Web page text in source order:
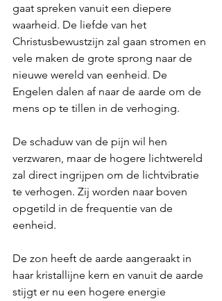
gaat spreken vanuit een diepere
waarheid. De liefde van het
Christusbewustzijn zal gaan stromen en
vele maken de grote sprong naar de
nieuwe wereld van eenheid. De
Engelen dalen af naar de aarde om de
mens op te tillen in de verhoging.
De schaduw van de pijn wil hen
verzwaren, maar de hogere lichtwereld
zal direct ingrijpen om de lichtvibratie
te verhogen. Zij worden naar boven
opgetild in de frequentie van de
eenheid.
De zon heeft de aarde aangeraakt in
haar kristallijne kern en vanuit de aarde
stijgt er nu een hogere energie